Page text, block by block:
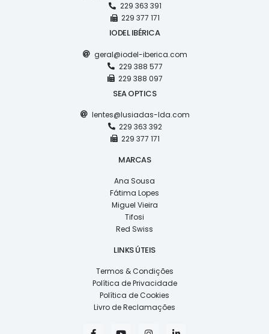
229 363 391
229 377 171
IODEL IBÉRICA
geral@iodel-iberica.com
229 388 577
229 388 097
SEA OPTICS
lentes@lusiadas-lda.com
229 363 392
229 377 171
MARCAS
Ana Sousa
Fátima Lopes
Miguel Vieira
Tifosi
Red Swiss
LINKS ÚTEIS
Termos & Condições
Política de Privacidade
Política de Cookies
Livro de Reclamações
F Y I